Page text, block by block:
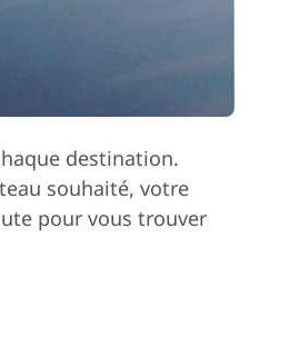
destination.
souhaité, votre
pour vous trouver